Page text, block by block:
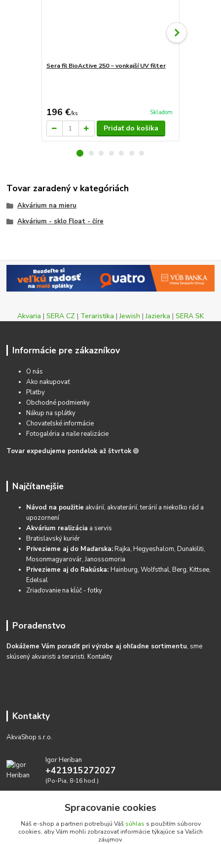
Sera fil BioActive 250 − vonkajší UV filter
196 €/ks Skladom
Pridať do košíka
Tovar zaradený v kategóriách
Akvárium na mieru
Akvárium - sklo Float - číre
Akvaria | SERA CZ | Teraristika |Jewish |Jazierka | SERA SK
Informácie pre zákazníkov
O nás
Ako nakupovať
Platby
Obchodné podmienky
Nákup na splátky
Chovateľské informácie
Fotogaléria a naše realizácie
Tovar expedujeme pondelok až štvrtok 🟢
Najčítanejšie
Návod na použitie akvárií, akvaterárií, terárií a niekoľko rád a
upozornení
Akvárium realizácia a servis
Bratislavský kuriér
Privezieme aj do Maďarska:Rajka, Hegyeshalom, Dunakiliti,
Mosonmagyarovár, Janossomoria
Privezieme aj do Rakúska:Hainburg, Wolfsthal, Berg, Kittsee,
Edelsal
Zriaďovanie na kĺúč - fotky
Poradenstvo
Dokážeme Vám poradiť pri výrobe aj ohľadne sortimentu, sme
skúsený akvaristi a teraristi.Kontakty
Kontakty
AkvaShop s.r.o.
Igor Heriban
+421915272027
(Po-Pia, 8-16 hod.)
Spracovanie cookies
Náš e-shop a partneri potrebujú Váš súhlas s použitím súborov
cookies, aby Vám mohli zobrazovať informácie týkajúce sa Vašich
záujmov.